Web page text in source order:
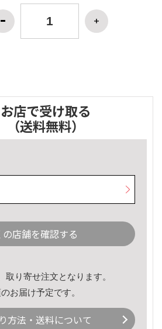
お店で受け取る
（送料無料）
の店舗を確認する
取り寄せ注文となります。
お届け予定です。
方法・送料について